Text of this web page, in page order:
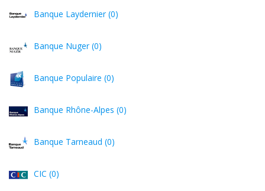
Banque Laydernier (0)
Banque Nuger (0)
Banque Populaire (0)
Banque Rhône-Alpes (0)
Banque Tarneaud (0)
CIC (0)